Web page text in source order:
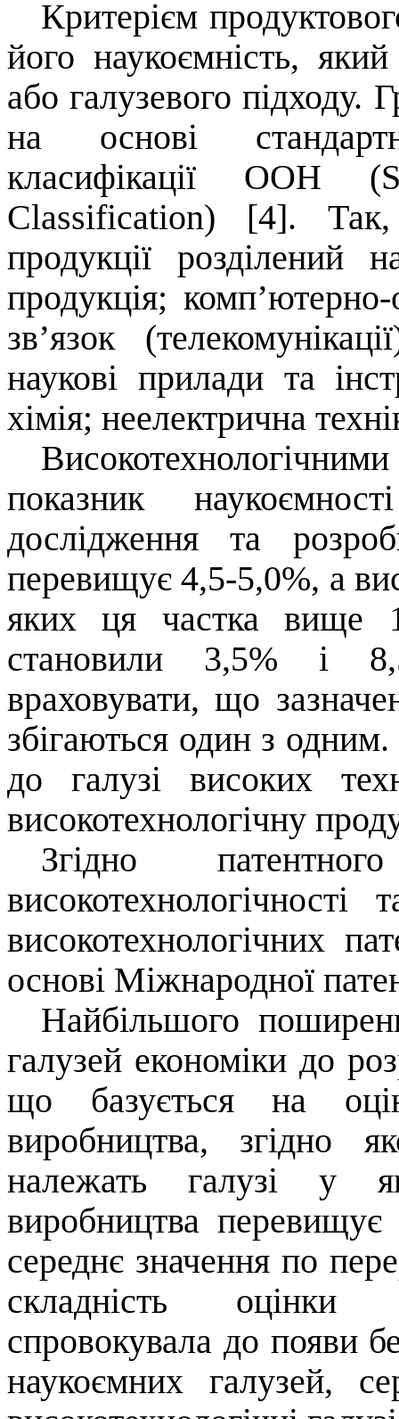
Критерієм
його наукоємність,
або галузевого підходу.
на основі
класифікації ООН
Classification) [4]. Так,
продукції розділений
продукція; комп’ютерно-
зв’язок
наукові прилади та
хімія; неелектрична
показник
дослідження та
перевищує 4,5-5,0%, а
яких ця частка вище
становили 3,5% і
враховувати, що
збігаються один з
до галузі високих
високотехнологічну
Згідно
високотехнологічних
основі Міжнародної
Найбільшого
галузей економіки до
що базується на
виробництва, згідно
належать галузі у
виробництва
середнє значення по
складність оцінки
спровокувала до появи
наукоємних галузей,